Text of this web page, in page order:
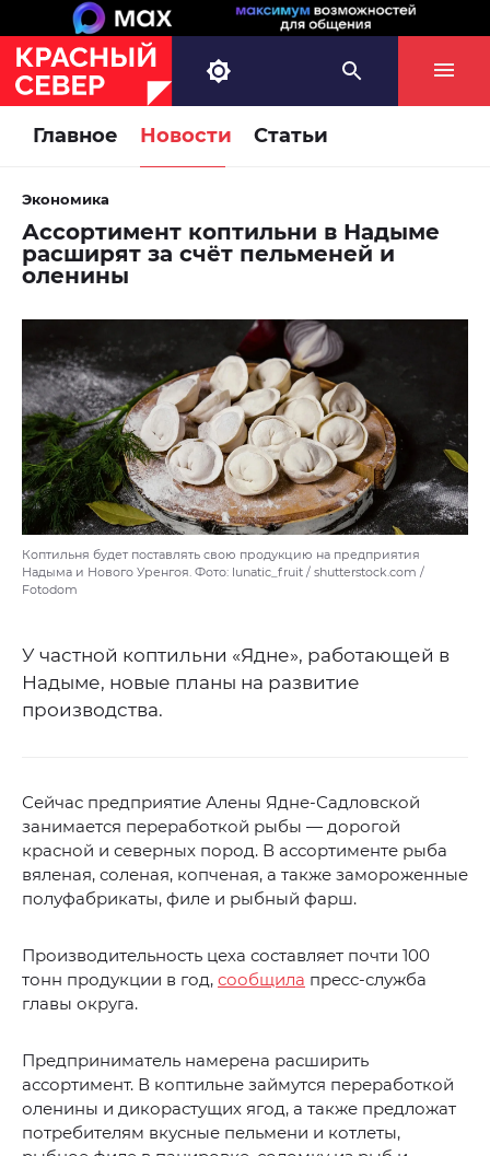
Главное Новости Статьи
Экономика
Ассортимент коптильни в Надыме
расширят за счёт пельменей и
оленины
Коптильня будет поставлять свою продукцию на предприятия
Надыма и Нового Уренгоя. Фото: lunatic_fruit / shutterstock.com /
Fotodom
У частной коптильни «Ядне», работающей в
Надыме, новые планы на развитие
производства.
Сейчас предприятие Алены Ядне-Садловской
занимается переработкой рыбы — дорогой
красной и северных пород. В ассортименте рыба
вяленая, соленая, копченая, а также замороженные
полуфабрикаты, филе и рыбный фарш.
Производительность цеха составляет почти 100
тонн продукции в год, сообщила пресс-служба
главы округа.
Предприниматель намерена расширить
ассортимент. В коптильне займутся переработкой
оленины и дикорастущих ягод, а также предложат
потребителям вкусные пельмени и котлеты,